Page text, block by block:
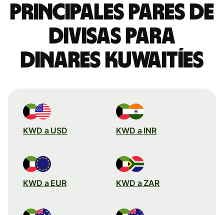
Principales pares de
divisas para
dinares kuwaitíes
KWD a USD KWD a INR
KWD a EUR KWD a ZAR